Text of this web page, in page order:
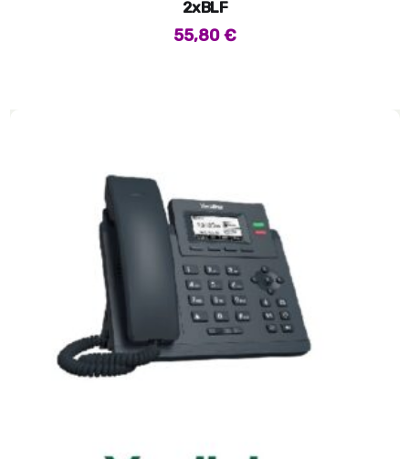
2xBLF
55,80€